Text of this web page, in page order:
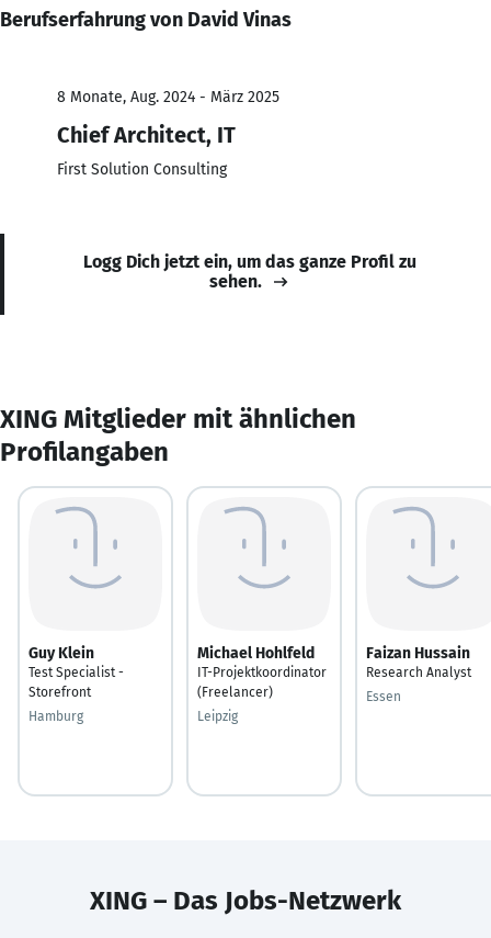
Berufserfahrung von David Vinas
8 Monate, Aug. 2024 - März 2025
Chief Architect, IT
First Solution Consulting
Logg Dich jetzt ein, um das ganze Profil zu
sehen.
XING Mitglieder mit ähnlichen
Profilangaben
Guy Klein
Test Specialist -
Storefront
Hamburg
Michael Hohlfeld
IT-Projektkoordinator
(Freelancer)
Leipzig
Faizan Hussain
Research Analyst
Essen
XING – Das Jobs-Netzwerk